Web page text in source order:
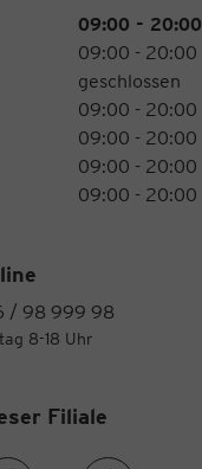
09:00 - 20:00
09:00 - 20:00
geschlossen
09:00 - 20:00
09:00 - 20:00
09:00 - 20:00
09:00 - 20:00
/ 98 999 98
8-18 Uhr
Filiale